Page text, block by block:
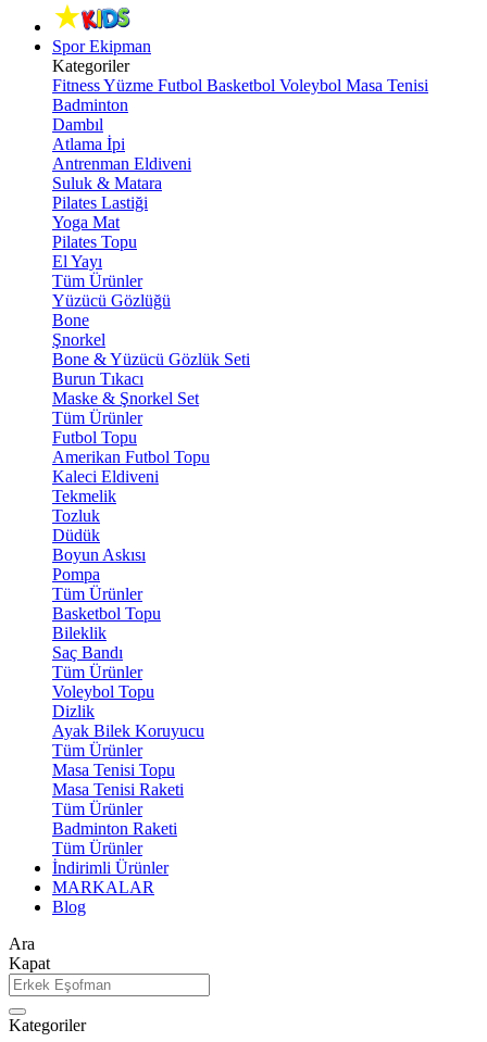
Spor Ekipman
Kategoriler
FitnessYüzme Futbol Basketbol Voleybol Masa Tenisi
Badminton
Dambıl
Atlama İpi
Antrenman Eldiveni
Suluk & Matara
Pilates Lastiği
Yoga Mat
Pilates Topu
El Yayı
Tüm Ürünler
Yüzücü Gözlüğü
Bone
Şnorkel
Bone & Yüzücü Gözlük Seti
Burun Tıkacı
Maske & Şnorkel Set
Tüm Ürünler
Futbol Topu
Amerikan Futbol Topu
Kaleci Eldiveni
Tekmelik
Tozluk
Düdük
Boyun Askısı
Pompa
Tüm Ürünler
Basketbol Topu
Bileklik
Saç Bandı
Tüm Ürünler
Voleybol Topu
Dizlik
Ayak Bilek Koruyucu
Tüm Ürünler
Masa Tenisi Topu
Masa Tenisi Raketi
Tüm Ürünler
Badminton Raketi
Tüm Ürünler
İndirimli Ürünler
MARKALAR
Blog
Ara
Kapat
Kategoriler